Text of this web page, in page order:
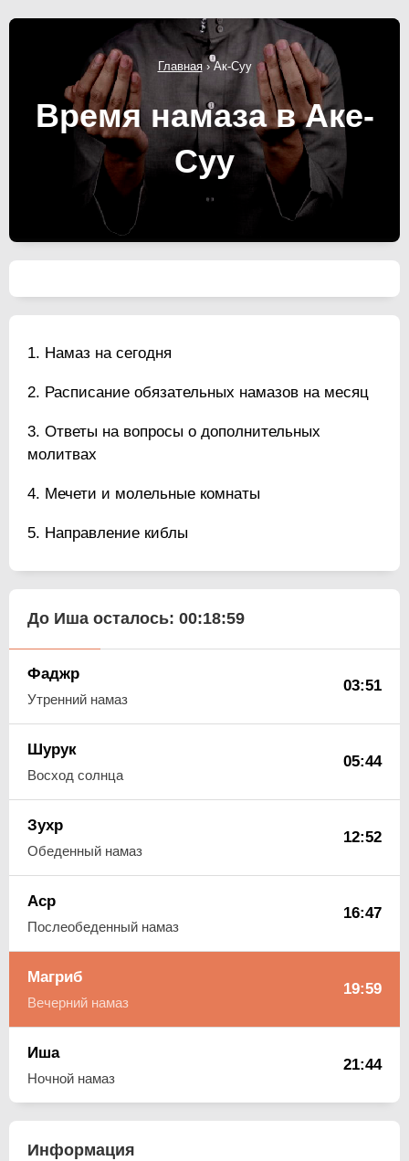
Главная›Ак-Суу
Время намаза в Аке-
Суу
Намаз на сегодня
Расписание обязательных намазов на месяц
Ответы на вопросы о дополнительных
молитвах
Мечети и молельные комнаты
Направление киблы
До Иша осталось: 00:18:59
Фаджр
Утренний намаз
03:51
Шурук
Восход солнца
05:44
Зухр
Обеденный намаз
12:52
Аср
Послеобеденный намаз
16:47
Магриб
Вечерний намаз
19:59
Иша
Ночной намаз
21:44
Информация